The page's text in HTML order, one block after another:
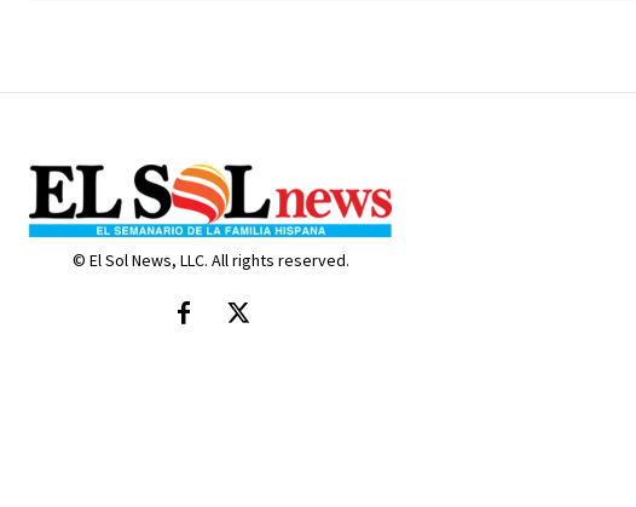
© El Sol News, LLC. All rights reserved.